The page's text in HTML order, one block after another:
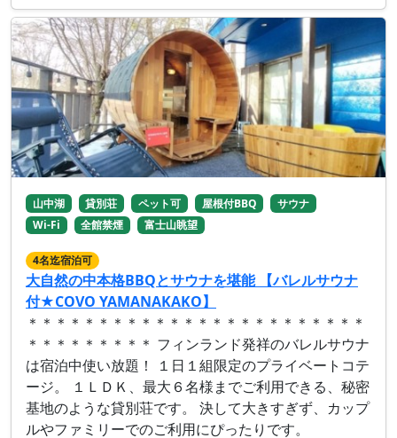
山中湖 貸別荘 ペット可 屋根付BBQ
サウナ
Wi-Fi
全館禁煙 富士山眺望
4名迄宿泊可
大自然の中本格BBQとサウナを堪能 【バレルサウナ
付★COVO YAMANAKAKO】
＊＊＊＊＊＊＊＊＊＊＊＊＊＊＊＊＊＊＊＊＊＊＊＊
＊＊＊＊＊＊＊＊＊ フィンランド発祥のバレルサウナ
は宿泊中使い放題！ １日１組限定のプライベートコテ
ージ。 １ＬＤＫ、最大６名様までご利用できる、秘密
基地のような貸別荘です。 決して大きすぎず、カップ
ルやファミリーでのご利用にぴったりです。